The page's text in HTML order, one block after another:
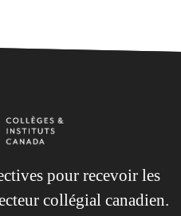
pour recevoir les
collégial canadien.